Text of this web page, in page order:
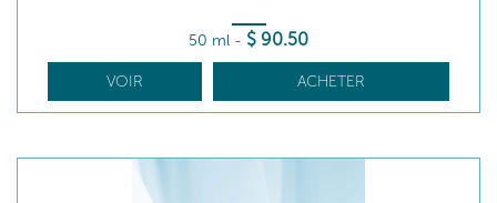
50 ml - $ 90.50
VOIR ACHETER